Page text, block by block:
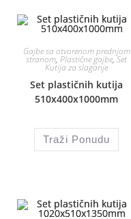
Gajbe sa otvorenom prednjom
stranom, Plastične gajbe,Set
Kutija za slaganje
Set plastičnih kutija
510x400x1000mm
Traži Ponudu